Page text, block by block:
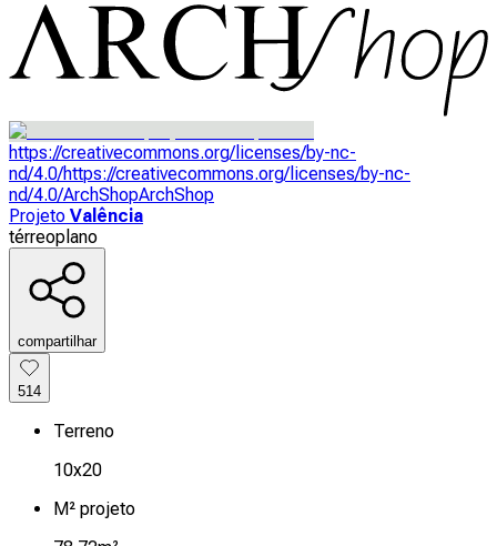
https://creativecommons.org/licenses/by-nc-
nd/4.0/https://creativecommons.org/licenses/by-nc-
nd/4.0/ArchShopArchShop
Projeto Valência
térreoplano
compartilhar
514
Terreno
10x20
M² projeto